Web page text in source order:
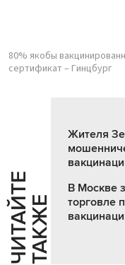
80% якобы
сертификат – Гинцбург
Ч
И
Т
АЙ
Т
Е
Т
А
К
ЖЕ
Жителя
В Москве
торговле